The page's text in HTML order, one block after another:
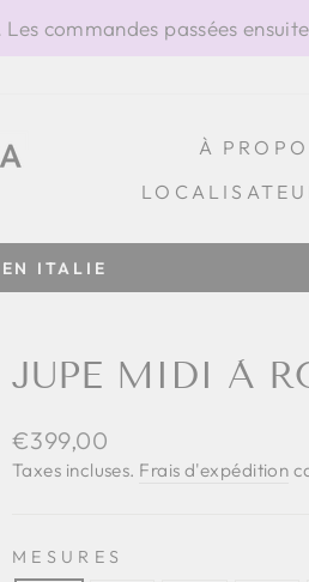
commandes passées
À
100% FABRIQUÉ EN ITALIE
JUPE MIDI À
Prix
régulier
€399,00
Taxes incluses. Frais d'expédition
MESURES